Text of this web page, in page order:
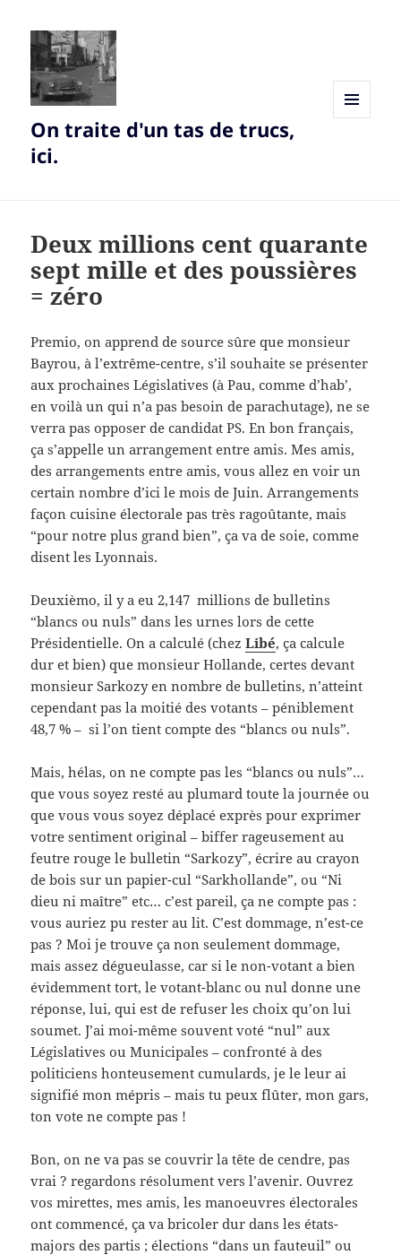
On traite d'un tas de trucs,
ici.
Deux millions cent quarante
sept mille et des poussières
= zéro
Premio, on apprend de source sûre que monsieur
Bayrou, à l’extrême-centre, s’il souhaite se présenter
aux prochaines Législatives (à Pau, comme d’hab’,
en voilà un qui n’a pas besoin de parachutage), ne se
verra pas opposer de candidat PS. En bon français,
ça s’appelle un arrangement entre amis. Mes amis,
des arrangements entre amis, vous allez en voir un
certain nombre d’ici le mois de Juin. Arrangements
façon cuisine électorale pas très ragoûtante, mais
“pour notre plus grand bien”, ça va de soie, comme
disent les Lyonnais.
Deuxièmo, il y a eu 2,147 millions de bulletins
“blancs ou nuls” dans les urnes lors de cette
Présidentielle. On a calculé (chezLibé, ça calcule
dur et bien) que monsieur Hollande, certes devant
monsieur Sarkozy en nombre de bulletins, n’atteint
cependant pas la moitié des votants – péniblement
48,7 % – si l’on tient compte des “blancs ou nuls”.
Mais, hélas, on ne compte pas les “blancs ou nuls”…
que vous soyez resté au plumard toute la journée ou
que vous vous soyez déplacé exprès pour exprimer
votre sentiment original – biffer rageusement au
feutre rouge le bulletin “Sarkozy”, écrire au crayon
de bois sur un papier-cul “Sarkhollande”, ou “Ni
dieu ni maître” etc… c’est pareil, ça ne compte pas :
vous auriez pu rester au lit. C’est dommage, n’est-ce
pas ? Moi je trouve ça non seulement dommage,
mais assez dégueulasse, car si le non-votant a bien
évidemment tort, le votant-blanc ou nul donne une
réponse, lui, qui est de refuser les choix qu’on lui
soumet. J’ai moi-même souvent voté “nul” aux
Législatives ou Municipales – confronté à des
politiciens honteusement cumulards, je le leur ai
signifié mon mépris – mais tu peux flûter, mon gars,
ton vote ne compte pas !
Bon, on ne va pas se couvrir la tête de cendre, pas
vrai ? regardons résolument vers l’avenir. Ouvrez
vos mirettes, mes amis, les manoeuvres électorales
ont commencé, ça va bricoler dur dans les états-
majors des partis ; élections “dans un fauteuil” ou